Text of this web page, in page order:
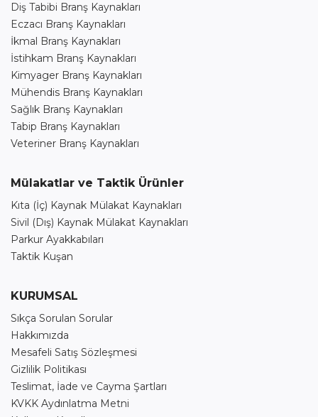
Diş Tabibi Branş Kaynakları
Eczacı Branş Kaynakları
İkmal Branş Kaynakları
İstihkam Branş Kaynakları
Kimyager Branş Kaynakları
Mühendis Branş Kaynakları
Sağlık Branş Kaynakları
Tabip Branş Kaynakları
Veteriner Branş Kaynakları
Mülakatlar ve Taktik Ürünler
Kıta (İç) Kaynak Mülakat Kaynakları
Sivil (Dış) Kaynak Mülakat Kaynakları
Parkur Ayakkabıları
Taktik Kuşan
KURUMSAL
Sıkça Sorulan Sorular
Hakkımızda
Mesafeli Satış Sözleşmesi
Gizlilik Politikası
Teslimat, İade ve Cayma Şartları
KVKK Aydınlatma Metni